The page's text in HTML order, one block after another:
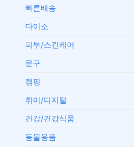
빠른배송
다이소
피부/스킨케어
문구
캠핑
취미/디지털
건강/건강식품
동물용품